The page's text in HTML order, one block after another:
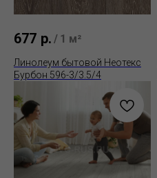
677 р. / 1 м²
Линолеум бытовой Неотекс
Бурбон 596-3/3.5/4